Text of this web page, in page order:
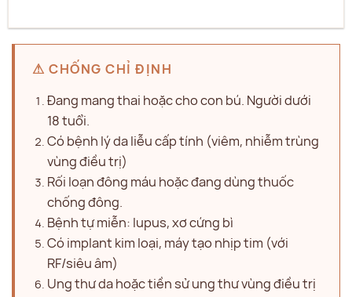
⚠ CHỐNG CHỈ ĐỊNH
Đang mang thai hoặc cho con bú. Người dưới
18 tuổi.
Có bệnh lý da liễu cấp tính (viêm, nhiễm trùng
vùng điều trị)
Rối loạn đông máu hoặc đang dùng thuốc
chống đông.
Bệnh tự miễn: lupus, xơ cứng bì
Có implant kim loại, máy tạo nhịp tim (với
RF/siêu âm)
Ung thư da hoặc tiền sử ung thư vùng điều trị